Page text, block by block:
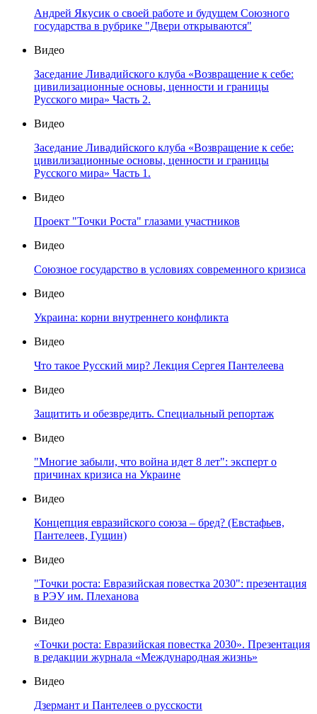
Андрей Якусик о своей работе и будущем Союзного
государства в рубрике "Двери открываются"
Видео
Заседание Ливадийского клуба «Возвращение к себе:
цивилизационные основы, ценности и границы
Русского мира» Часть 2.
Видео
Заседание Ливадийского клуба «Возвращение к себе:
цивилизационные основы, ценности и границы
Русского мира» Часть 1.
Видео
Проект "Точки Роста" глазами участников
Видео
Союзное государство в условиях современного кризиса
Видео
Украина: корни внутреннего конфликта
Видео
Что такое Русский мир? Лекция Сергея Пантелеева
Видео
Защитить и обезвредить. Специальный репортаж
Видео
"Многие забыли, что война идет 8 лет": эксперт о
причинах кризиса на Украине
Видео
Концепция евразийского союза – бред? (Евстафьев,
Пантелеев, Гущин)
Видео
"Точки роста: Евразийская повестка 2030": презентация
в РЭУ им. Плеханова
Видео
«Точки роста: Евразийская повестка 2030». Презентация
в редакции журнала «Международная жизнь»
Видео
Дзермант и Пантелеев о русскости